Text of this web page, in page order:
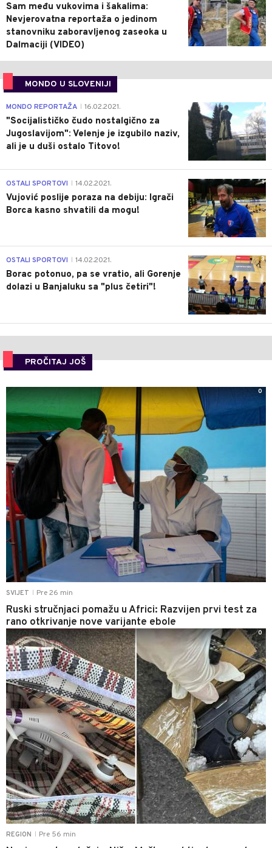
Sam među vukovima i šakalima:
Nevjerovatna reportaža o jedinom
stanovniku zaboravljenog zaseoka u
Dalmaciji (VIDEO)
MONDO U SLOVENIJI
4
MONDO REPORTAŽA 16.02.2021.
"Socijalističko čudo nostalgično za
Jugoslavijom": Velenje je izgubilo naziv,
ali je u duši ostalo Titovo!
1
OSTALI SPORTOVI 14.02.2021.
Vujović poslije poraza na debiju: Igrači
Borca kasno shvatili da mogu!
3
OSTALI SPORTOVI 14.02.2021.
Borac potonuo, pa se vratio, ali Gorenje
dolazi u Banjaluku sa "plus četiri"!
PROČITAJ JOŠ
SVIJET Pre 26 min
Ruski stručnjaci pomažu u Africi: Razvijen prvi test za
rano otkrivanje nove varijante ebole
0
REGION Pre 56 min
0